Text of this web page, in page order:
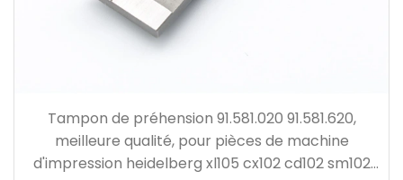
Tampon de préhension 91.581.020 91.581.620,
meilleure qualité, pour pièces de machine
d'impression heidelberg xl105 cx102 cd102 sm102